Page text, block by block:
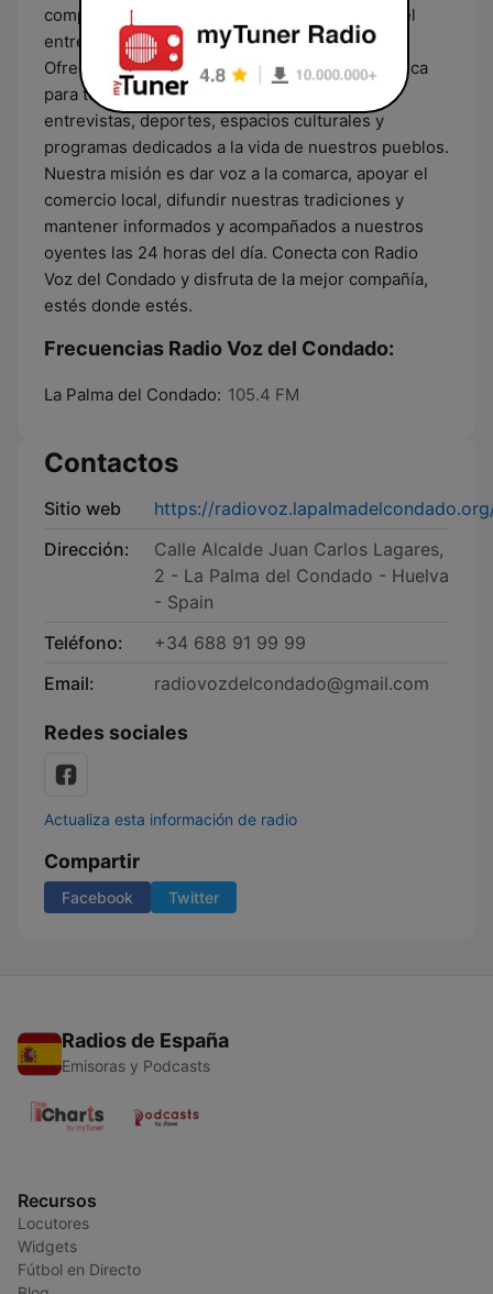
comprometida con la información, la cultura y el
entretenimiento del Condado de Huelva.
Ofrecemos una programación variada con música
para todos los gustos, noticias de actualidad,
entrevistas, deportes, espacios culturales y
programas dedicados a la vida de nuestros pueblos.
Nuestra misión es dar voz a la comarca, apoyar el
comercio local, difundir nuestras tradiciones y
mantener informados y acompañados a nuestros
oyentes las 24 horas del día. Conecta con Radio
Voz del Condado y disfruta de la mejor compañía,
estés donde estés.
Frecuencias Radio Voz del Condado:
La Palma del Condado: 105.4 FM
Contactos
Sitio web
https://
Dirección:
Calle Alcalde Juan Carlos Lagares,
2 - La Palma del Condado - Huelva
- Spain
Teléfono:
+34 688 91 99 99
Email:
radiovozdelcondado@gmail.com
Redes sociales
Actualiza esta información de radio
Compartir
Facebook Twitter
Radios de España
Emisoras y Podcasts
Recursos
Locutores
Widgets
Fútbol en Directo